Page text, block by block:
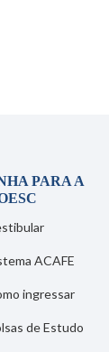
PARA A
ACAFE
ingressar
de Estudo